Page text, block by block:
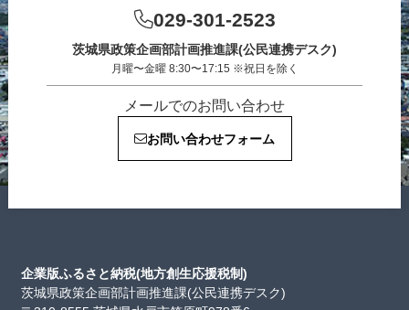
029-301-2523
茨城県政策企画部計画推進課(公民連携デスク)
月曜〜金曜 8:30〜17:15 ※祝日を除く
メールでのお問い合わせ
お問い合わせフォーム
企業版ふるさと納税(地方創生応援税制)
茨城県政策企画部計画推進課(公民連携デスク)